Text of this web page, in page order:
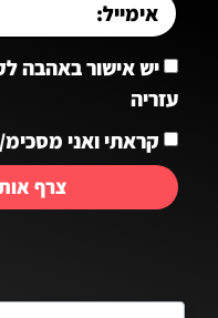
יש אישור באהבה
עזריה
קראתי ואני
צרף